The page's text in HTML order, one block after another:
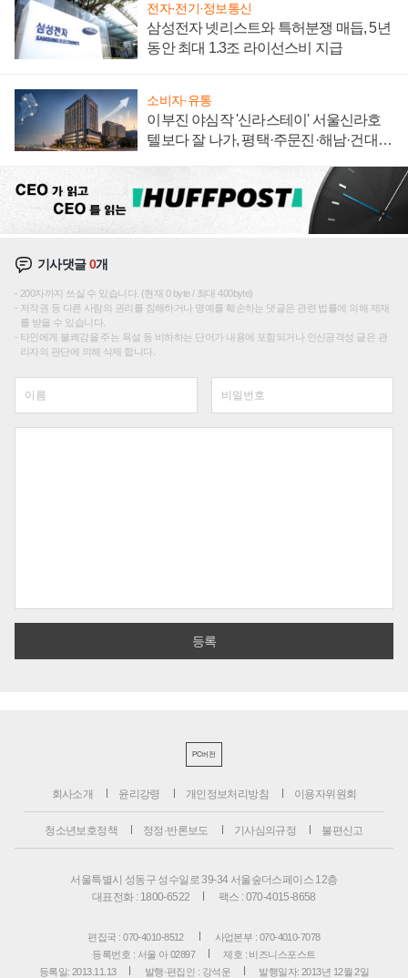
전자·전기·정보통신
삼성전자 넷리스트와 특허분쟁 매듭, 5년
동안 최대 1.3조 라이선스비 지급
소비자·유통
이부진 야심작 '신라스테이' 서울신라호
텔보다 잘 나가, 평택·주문진·해남·건대로
기사댓글0개
200자까지 쓰실 수 있습니다. (현재 0 byte / 최대 400byte)
저작권 등 다른 사람의 권리를 침해하거나 명예를 훼손하는 댓글은 관련 법률에 의해 제재
를 받을 수 있습니다.
타인에게 불쾌감을 주는 욕설 등 비하하는 단어가 내용에 포함되거나 인신공격성 글은 관
리자의 판단에 의해 삭제 합니다.
PC버전
회사소개 윤리강령 개인정보처리방침 이용자위원회
청소년보호정책 정정·반론보도 기사심의규정 불편신고
서울특별시 성동구 성수일로 39-34 서울숲더스페이스 12층
대표전화 : 1800-6522
팩스 : 070-4015-8658
편집국 : 070-4010-8512
사업본부 : 070-4010-7078
등록번호 : 서울 아 02897
제호 : 비즈니스포스트
등록일: 2013.11.13
발행·편집인 : 강석운 발행일자: 2013년 12월 2일